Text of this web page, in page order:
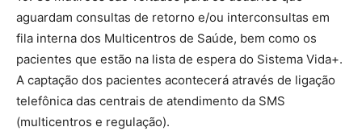
aguardam consultas de retorno e/ou interconsultas em
fila interna dos Multicentros de Saúde, bem como os
pacientes que estão na lista de espera do Sistema Vida+.
A captação dos pacientes acontecerá através de ligação
telefônica das centrais de atendimento da SMS
(multicentros e regulação).